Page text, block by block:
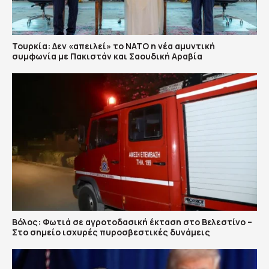
Τουρκία: Δεν «απειλεί» το ΝΑΤΟ η νέα αμυντική
συμφωνία με Πακιστάν και Σαουδική Αραβία
Βόλος: Φωτιά σε αγροτοδασική έκταση στο Βελεστίνο –
Στο σημείο ισχυρές πυροσβεστικές δυνάμεις